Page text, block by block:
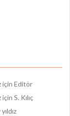
için Editör
için S. Kılıç